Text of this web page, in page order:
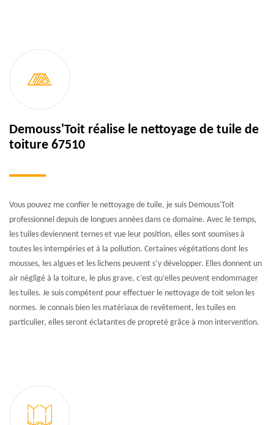
Demouss'Toit réalise le nettoyage de tuile de
toiture 67510
Vous pouvez me confier le nettoyage de tuile, je suis Demouss'Toit
professionnel depuis de longues années dans ce domaine. Avec le temps,
les tuiles deviennent ternes et vue leur position, elles sont soumises à
toutes les intempéries et à la pollution. Certaines végétations dont les
mousses, les algues et les lichens peuvent s’y développer. Elles donnent un
air négligé à la toiture, le plus grave, c’est qu’elles peuvent endommager
les tuiles. Je suis compétent pour effectuer le nettoyage de toit selon les
normes. Je connais bien les matériaux de revêtement, les tuiles en
particulier, elles seront éclatantes de propreté grâce à mon intervention.